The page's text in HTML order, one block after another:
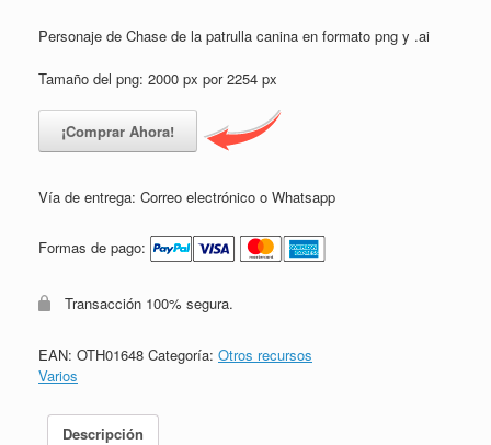
de cliente
Personaje de Chase de la patrulla canina en formato png y .ai
Tamaño del png: 2000 px por 2254 px
¡Comprar Ahora!
Vía de entrega: Correo electrónico o Whatsapp
Formas de pago:
Transacción 100% segura.
EAN: OTH01648 Categoría: Otros recursos
Varios
Descripción